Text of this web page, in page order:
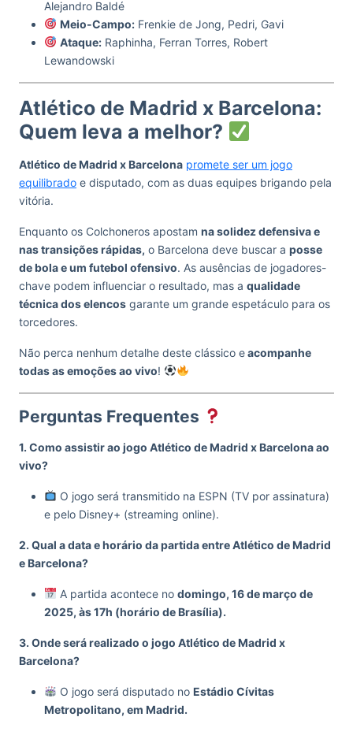
Alejandro Baldé
Meio-Campo:Frenkie de Jong, Pedri, Gavi
Ataque:Raphinha, Ferran Torres, Robert
Lewandowski
Atlético de Madrid x Barcelona:
Quem leva a melhor?
Atlético de Madrid x Barcelona promete ser um jogo
equilibrado e disputado, com as duas equipes brigando pela
vitória.
Enquanto os Colchoneros apostam na solidez defensiva e
nas transições rápidas, o Barcelona deve buscar a posse
de bola e um futebol ofensivo. As ausências de jogadores-
chave podem influenciar o resultado, mas a qualidade
técnica dos elencos garante um grande espetáculo para os
torcedores.
Não perca nenhum detalhe deste clássico eacompanhe
todas as emoções ao vivo!
Perguntas Frequentes
1. Como assistir ao jogo Atlético de Madrid x Barcelona ao
vivo?
O jogo será transmitido na ESPN (TV por assinatura)
e pelo Disney+ (streaming online).
2. Qual a data e horário da partida entre Atlético de Madrid
e Barcelona?
A partida acontece no domingo, 16 de março de
2025, às 17h (horário de Brasília).
3. Onde será realizado o jogo Atlético de Madrid x
Barcelona?
O jogo será disputado no Estádio Cívitas
Metropolitano, em Madrid.